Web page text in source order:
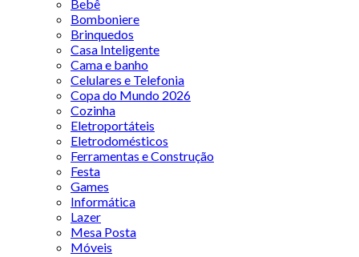
Bebê
Bomboniere
Brinquedos
Casa Inteligente
Cama e banho
Celulares e Telefonia
Copa do Mundo 2026
Cozinha
Eletroportáteis
Eletrodomésticos
Ferramentas e Construção
Festa
Games
Informática
Lazer
Mesa Posta
Móveis